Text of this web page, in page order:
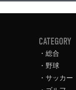
CATEGORY
総合
野球
サッカー